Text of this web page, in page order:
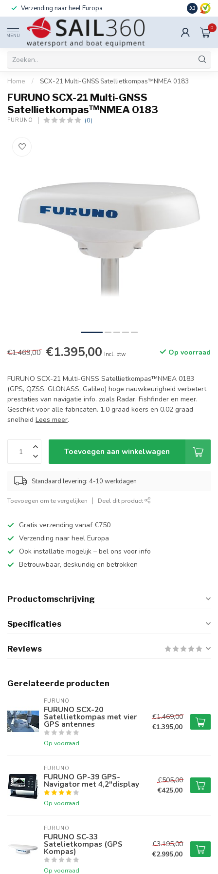
Verzending naar heel Europa Ook
9.3
MENU
0
Home / SCX-21 Multi-GNSS Satellietkompas™NMEA 0183
FURUNO SCX-21 Multi-GNSS
Satellietkompas™NMEA 0183
FURUNO (0)
€1.469,00 €1.395,00 Incl. btw Op voorraad
FURUNO SCX-21 Multi-GNSS Satellietkompas™NMEA 0183
(GPS, QZSS, GLONASS, Galileo) hoge nauwkeurigheid verbetert
prestaties van navigatie info. zoals Radar, Fishfinder en meer.
Geschikt voor alle fabricaten. 1.0 graad koers en 0.02 graad
snelheid Lees meer.
Toevoegen aan winkelwagen
Standaard levering: 4-10 werkdagen
Toevoegen om te vergelijken Deel dit product
Gratis verzending vanaf €750
Verzending naar heel Europa
Ook installatie mogelijk – bel ons voor info
Betrouwbaar, deskundig en betrokken
Productomschrijving
Specificaties
Reviews
Gerelateerde producten
FURUNO
FURUNO SCX-20
Satellietkompas met vier
GPS antennes
Op voorraad
€1.469,00
€1.395,00
FURUNO
FURUNO GP-39 GPS-
Navigator met 4,2"display
Op voorraad
€505,00
€425,00
FURUNO
FURUNO SC-33
Satelietkompas (GPS
Kompas)
Op voorraad
€3.195,00
€2.995,00